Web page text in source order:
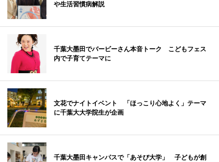
や生活習慣病解説
千葉大墨田でバービーさん本音トーク こどもフェス
内で子育てテーマに
文花でナイトイベント 「ほっこり心地よく」テーマ
に千葉大大学院生が企画
千葉大墨田キャンパスで「あそび大学」 子どもが創